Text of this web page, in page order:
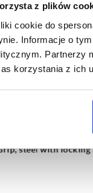
z plików
cookie do
Informacje o
Partnerzy
korzystania z ich
K2097
steel with locking